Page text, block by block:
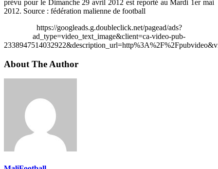
prévu pour le Dimanche 29 avril 2012 est reporté au Mardi 1er mai
2012. Source : fédération malienne de football
https://googleads.g.doubleclick.net/pagead/ads?
ad_type=video_text_image&client=ca-video-pub-
About The Author